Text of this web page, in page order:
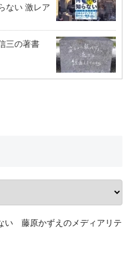
ない 激レア
三の著書
い 藤原かずえのメディアリテ